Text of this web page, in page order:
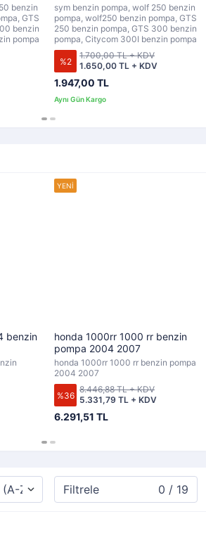
benzin
GTS
benzin
pompa
sym benzin pompa, wolf 250 benzin
pompa, wolf250 benzin pompa, GTS
250 benzin pompa, GTS 300 benzin
pompa, Citycom 300I benzin pompa
%2
1.947,00 TL
1.650,00 TL + KDV
1.700,00 TL + KDV
benzin
honda 1000rr 1000 rr benzin
pompa 2004 2007
honda 1000rr 1000 rr benzin pompa
2004 2007
%36
6.291,51 TL
5.331,79 TL + KDV
8.446,88 TL + KDV
Filtrele 0 / 19